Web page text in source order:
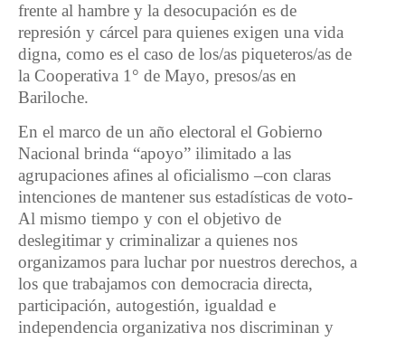
frente al hambre y la desocupación es de
represión y cárcel para quienes exigen una vida
digna, como es el caso de los/as piqueteros/as de
la Cooperativa 1° de Mayo, presos/as en
Bariloche.
En el marco de un año electoral el Gobierno
Nacional brinda “apoyo” ilimitado a las
agrupaciones afines al oficialismo –con claras
intenciones de mantener sus estadísticas de voto-
Al mismo tiempo y con el objetivo de
deslegitimar y criminalizar a quienes nos
organizamos para luchar por nuestros derechos, a
los que trabajamos con democracia directa,
participación, autogestión, igualdad e
independencia organizativa nos discriminan y